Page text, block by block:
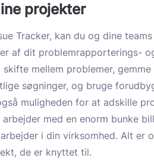
projekter
Tracker, kan du og dine
af dit problemrapporterings-
mellem problemer,
søgninger, og bruge
muligheden for at adskille
med en enorm bunke
i din virksomhed. Alt er
de er knyttet til.